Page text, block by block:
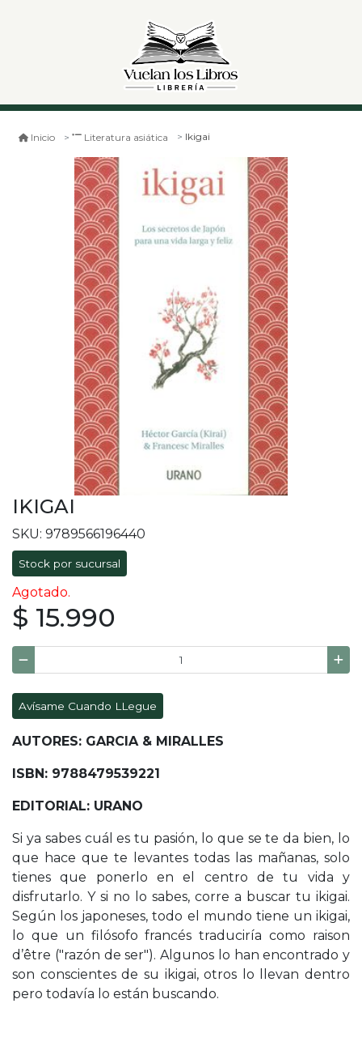
Inicio Literatura asiática Ikigai
IKIGAI
SKU: 9789566196440
Stock por sucursal
Agotado.
$ 15.990
Avísame Cuando LLegue
AUTORES: GARCIA & MIRALLES
ISBN: 9788479539221
EDITORIAL: URANO
Si ya sabes cuál es tu pasión, lo que se te da bien, lo
que hace que te levantes todas las mañanas, solo
tienes que ponerlo en el centro de tu vida y
disfrutarlo. Y si no lo sabes, corre a buscar tu ikigai.
Según los japoneses, todo el mundo tiene un ikigai,
lo que un filósofo francés traduciría como raison
d’être ("razón de ser"). Algunos lo han encontrado y
son conscientes de su ikigai, otros lo llevan dentro
pero todavía lo están buscando.